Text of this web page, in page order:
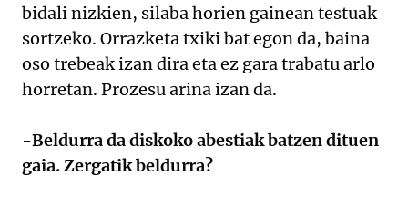
bidali nizkien, silaba horien gainean testuak
sortzeko. Orrazketa txiki bat egon da, baina
oso trebeak izan dira eta ez gara trabatu arlo
horretan. Prozesu arina izan da.
-Beldurra da diskoko abestiak batzen dituen
gaia. Zergatik beldurra?